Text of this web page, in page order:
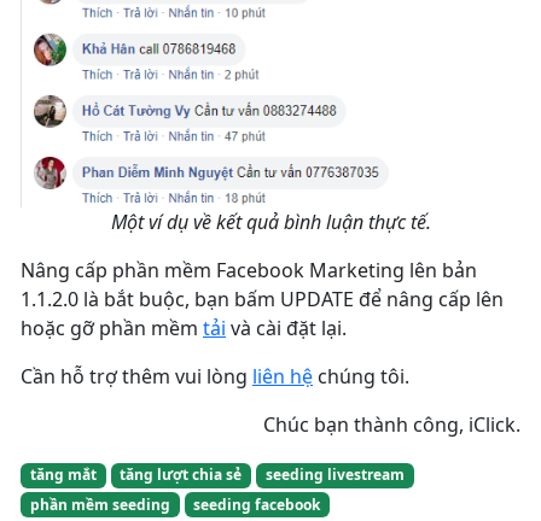
Một ví dụ về kết quả bình luận thực tế.
Nâng cấp phần mềm Facebook Marketing lên bản
1.1.2.0 là bắt buộc, bạn bấm UPDATE để nâng cấp lên
hoặc gỡ phần mềm tải và cài đặt lại.
Cần hỗ trợ thêm vui lòng liên hệ chúng tôi.
Chúc bạn thành công, iClick.
tăng mắt tăng lượt chia sẻ
seeding livestream
phần mềm seeding
seeding facebook